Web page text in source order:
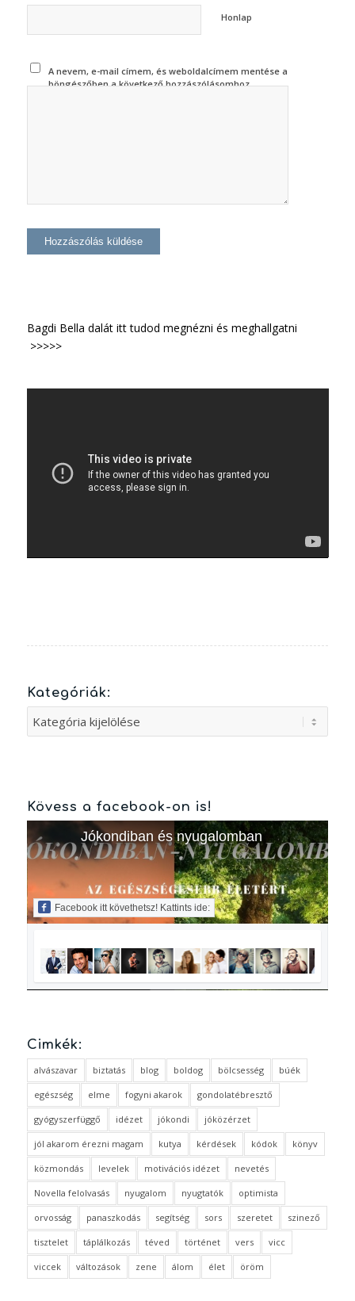
Honlap
A nevem, e-mail címem, és weboldalcímem mentése a
böngészőben a következő hozzászólásomhoz.
Bagdi Bella dalát itt tudod megnézni és meghallgatni
>>>>>
Kategóriák:
Kategóriák:
Kövess a facebook-on is!
Jókondiban és nyugalomban
Facebook itt követhetsz! Kattints ide:
Cimkék:
alvászavar biztatás blog boldog bölcsesség búék
egészség elme fogyni akarok gondolatébresztő
gyógyszerfüggő idézet jókondi jóközérzet
jól akarom érezni magam kutya kérdések kódok könyv
közmondás levelek motivációs idézet nevetés
Novella felolvasás nyugalom nyugtatók optimista
orvosság panaszkodás segítség sors szeretet szinező
tisztelet táplálkozás téved történet vers vicc
viccek változások zene álom élet öröm